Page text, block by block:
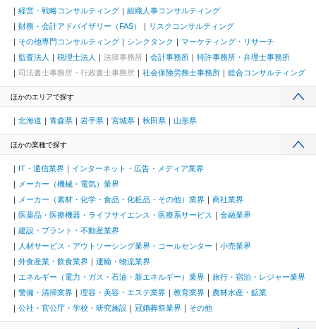
経営・戦略コンサルティング
組織人事コンサルティング
財務・会計アドバイザリー（FAS）
リスクコンサルティング
その他専門コンサルティング
シンクタンク
マーケティング・リサーチ
監査法人
税理士法人 法律事務所 会計事務所
特許事務所・弁理士事務所
司法書士事務所・行政書士事務所
社会保険労務士事務所 総合コンサルティング
ほかのエリアで探す
北海道 青森県 岩手県 宮城県 秋田県 山形県
ほかの業種で探す
IT・通信業界
インターネット・広告・メディア業界
メーカー（機械・電気）業界
メーカー（素材・化学・食品・化粧品・その他）業界
商社業界
医薬品・医療機器・ライフサイエンス・医療系サービス
金融業界
建設・プラント・不動産業界
人材サービス・アウトソーシング業界・コールセンター
小売業界
外食産業・飲食業界
運輸・物流業界
エネルギー（電力・ガス・石油・新エネルギー）業界
旅行・宿泊・レジャー業界
警備・清掃業界
理容・美容・エステ業界 教育業界
農林水産・鉱業
公社・官公庁・学校・研究施設
冠婚葬祭業界 その他